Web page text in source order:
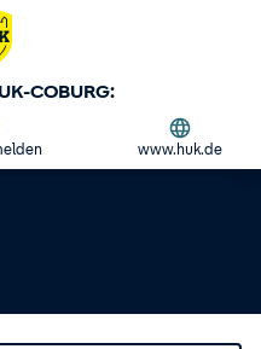
COBURG:
www.huk.de